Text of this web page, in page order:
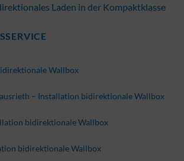
Laden in der Kompaktklasse
Wallbox
– Installation bidirektionale Wallbox
bidirektionale Wallbox
bidirektionale Wallbox